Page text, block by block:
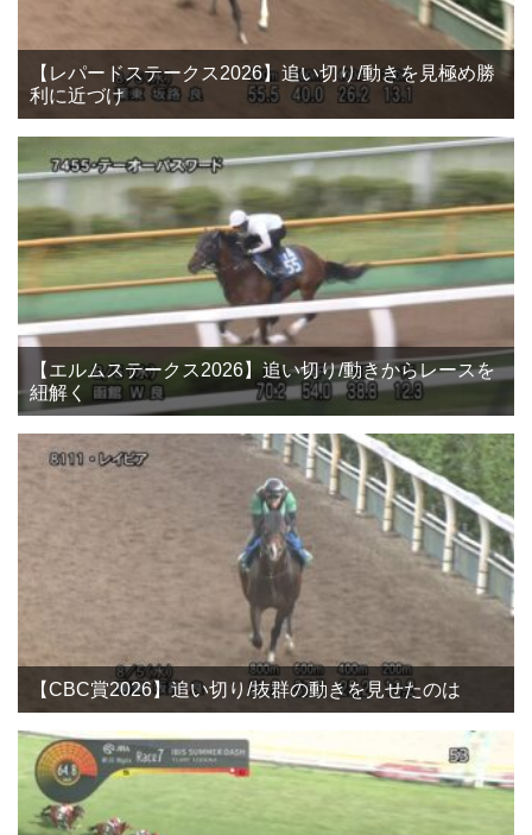
【レパードステークス2026】追い切り/動きを見極め勝
利に近づけ
【エルムステークス2026】追い切り/動きからレースを
紐解く
【CBC賞2026】追い切り/抜群の動きを見せたのは